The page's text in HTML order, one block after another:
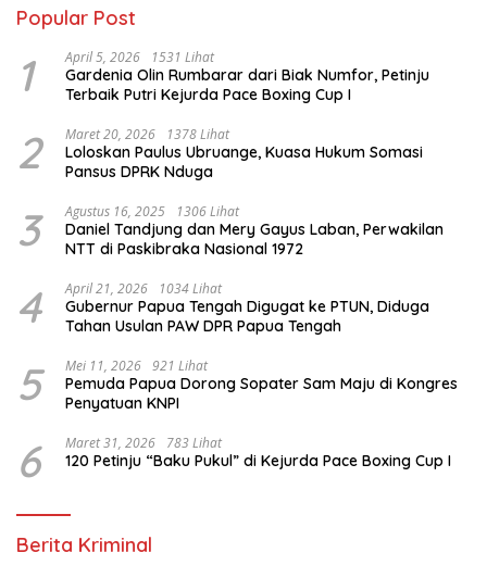
Popular Post
1 April 5, 2026 1531 Lihat
Gardenia Olin Rumbarar dari Biak Numfor, Petinju
Terbaik Putri Kejurda Pace Boxing Cup I
2 Maret 20, 2026 1378 Lihat
Loloskan Paulus Ubruange, Kuasa Hukum Somasi
Pansus DPRK Nduga
3 Agustus 16, 2025 1306 Lihat
Daniel Tandjung dan Mery Gayus Laban, Perwakilan
NTT di Paskibraka Nasional 1972
4 April 21, 2026 1034 Lihat
Gubernur Papua Tengah Digugat ke PTUN, Diduga
Tahan Usulan PAW DPR Papua Tengah
5 Mei 11, 2026 921 Lihat
Pemuda Papua Dorong Sopater Sam Maju di Kongres
Penyatuan KNPI
6 Maret 31, 2026 783 Lihat
120 Petinju “Baku Pukul” di Kejurda Pace Boxing Cup I
Berita Kriminal